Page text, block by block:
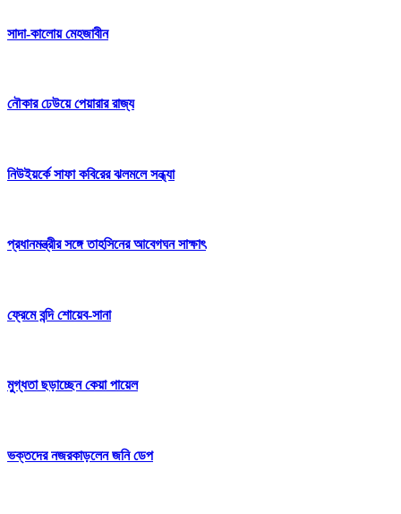
সাদা-কালোয় মেহজাবীন
নৌকার ঢেউয়ে পেয়ারার রাজ্য
নিউইয়র্কে সাফা কবিরের ঝলমলে সন্ধ্যা
প্রধানমন্ত্রীর সঙ্গে তাহসিনের আবেগঘন সাক্ষাৎ
ফ্রেমে বন্দি শোয়েব-সানা
মুগ্ধতা ছড়াচ্ছেন কেয়া পায়েল
ভক্তদের নজরকাড়লেন জনি ডেপ